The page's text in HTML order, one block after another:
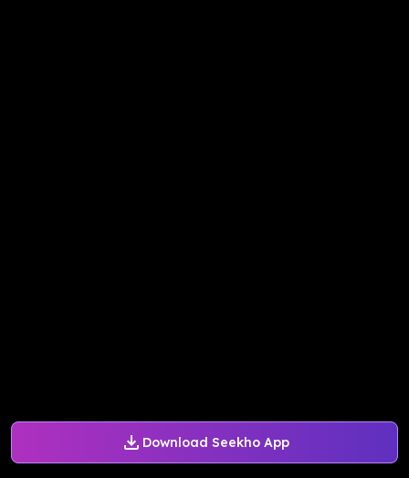
Download Seekho App